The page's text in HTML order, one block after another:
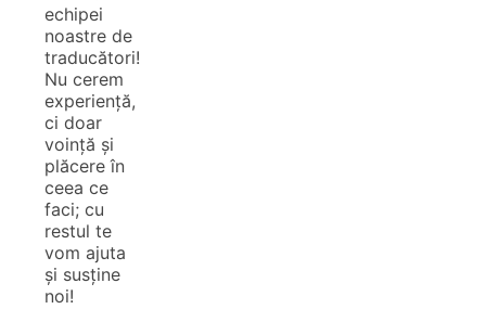
echipei
noastre de
traducători!
Nu cerem
experiență,
ci doar
voință și
plăcere în
ceea ce
faci; cu
restul te
vom ajuta
și susține
noi!